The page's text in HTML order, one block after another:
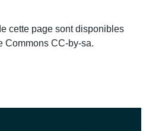
cette page sont disponibles
Commons CC-by-sa.